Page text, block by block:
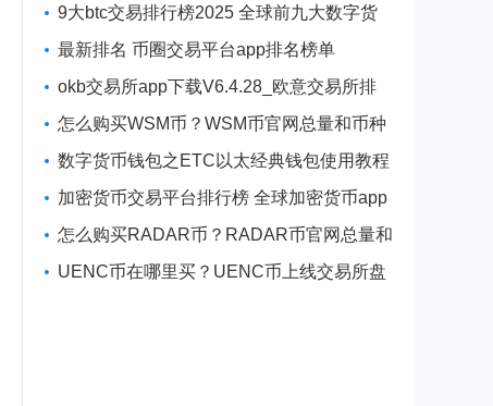
货币那个软件
9大btc交易排行榜2025 全球前九大数字货
币交易所
最新排名 币圈交易平台app排名榜单
okb交易所app下载V6.4.28_欧意交易所排
名怎么购买WSM币？WSM币官网总量和币种
概念介绍
数字货币钱包之ETC以太经典钱包使用教程
加密货币交易平台排行榜 全球加密货币app
交易所十大排名
怎么购买RADAR币？RADAR币官网总量和
币种概念介绍
UENC币在哪里买？UENC币上线交易所盘